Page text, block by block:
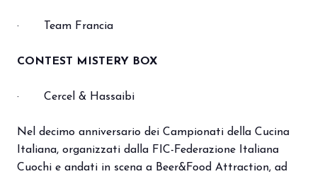
· Team Francia
CONTEST MISTERY BOX
· Cercel & Hassaibi
Nel decimo anniversario dei Campionati della Cucina
Italiana, organizzati dalla FIC-Federazione Italiana
Cuochi e andati in scena a Beer&Food Attraction, ad